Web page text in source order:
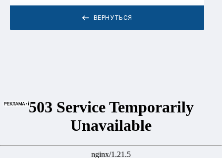
ВЕРНУТЬСЯ